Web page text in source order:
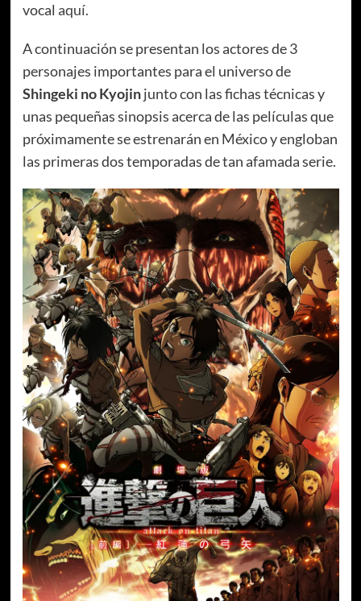
vocal aquí.
A continuación se presentan los actores de 3
personajes importantes para el universo de
Shingeki no Kyojinjunto con las fichas técnicas y
unas pequeñas sinopsis acerca de las películas que
próximamente se estrenarán en México y engloban
las primeras dos temporadas de tan afamada serie.